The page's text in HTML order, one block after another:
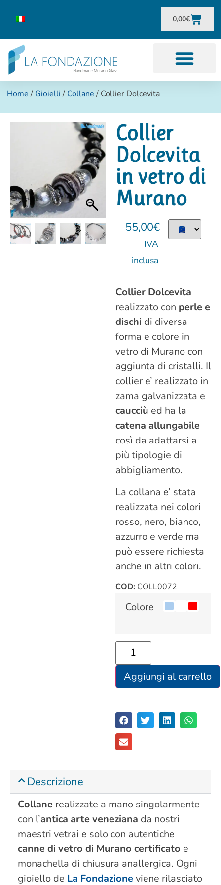
0,00€
Home / Gioielli / Collane / Collier Dolcevita
Collier
Dolcevita
in vetro di
Murano
55,00€
IVA
inclusa
Collier Dolcevita
realizzato con perle e
dischi di diversa
forma e colore in
vetro di Murano con
aggiunta di cristalli. Il
collier e’ realizzato in
zama galvanizzata e
caucciù ed ha la
catena allungabile
così da adattarsi a
più tipologie di
abbigliamento.
La collana e’ stata
realizzata nei colori
rosso, nero, bianco,
azzurro e verde ma
può essere richiesta
anche in altri colori.
COD: COLL0072
Colore
Aggiungi al carrello
Descrizione
Collane realizzate a mano singolarmente
con l’antica arte veneziana da nostri
maestri vetrai e solo con autentiche
canne di vetro di Murano certificato e
monachella di chiusura anallergica. Ogni
gioiello de La Fondazioneviene rilasciato